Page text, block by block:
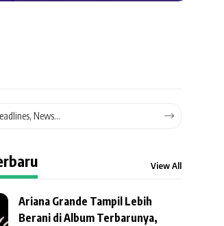
View All
Ariana Grande Tampil Lebih
Berani di Album Terbarunya,